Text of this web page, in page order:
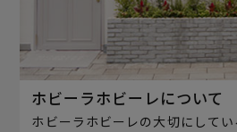
ホビーラホビーレについて
ホビーラホビーレの大切にして